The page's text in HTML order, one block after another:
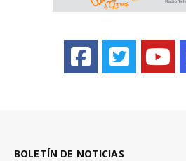
BOLETÍN DE NOTICIAS